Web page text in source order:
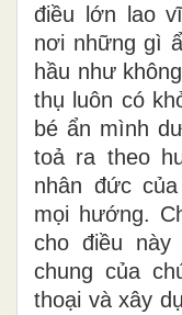
điều lớn lao
nơi những gì
hầu như
thụ luôn có
bé ẩn mình
toả ra theo
nhân đức
mọi hướng.
cho điều
chung của
thoại và xây